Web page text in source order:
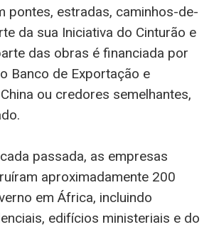
pontes, estradas, caminhos-de-
da sua Iniciativa do Cinturão e
das obras é financiada por
Banco de Exportação e
ou credores semelhantes,
passada, as empresas
aproximadamente 200
em África, incluindo
edifícios ministeriais e do